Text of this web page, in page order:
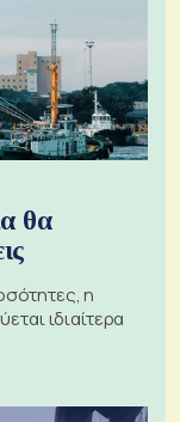
θα
η
ιδιαίτερα